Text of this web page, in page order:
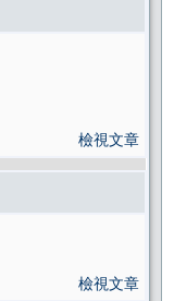
檢視文章
檢視文章